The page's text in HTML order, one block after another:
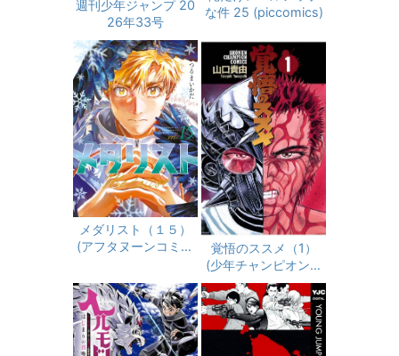
週刊少年ジャンプ 20
26年33号
な件 25 (piccomics)
メダリスト（１５）
(アフタヌーンコミッ
覚悟のススメ（1）
(少年チャンピオン・
コミックス)